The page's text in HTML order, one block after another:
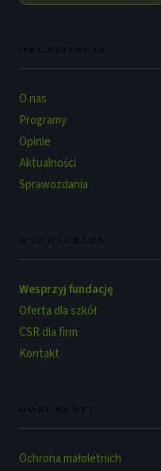
O nas
Programy
Opinie
Aktualności
Sprawozdania
Wesprzyj fundację
Oferta dla szkół
CSR dla firm
Kontakt
Ochrona małoletnich